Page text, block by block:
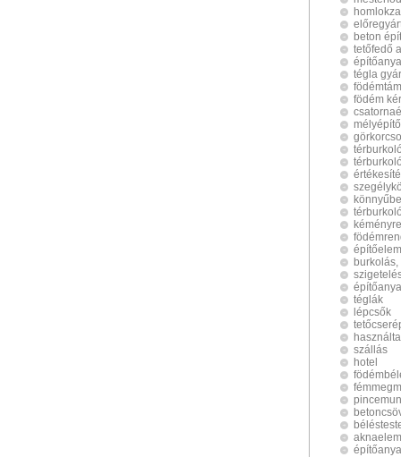
beton
tetőfedő
tégla
födém
téglák
lépcsők
szállás
hotel